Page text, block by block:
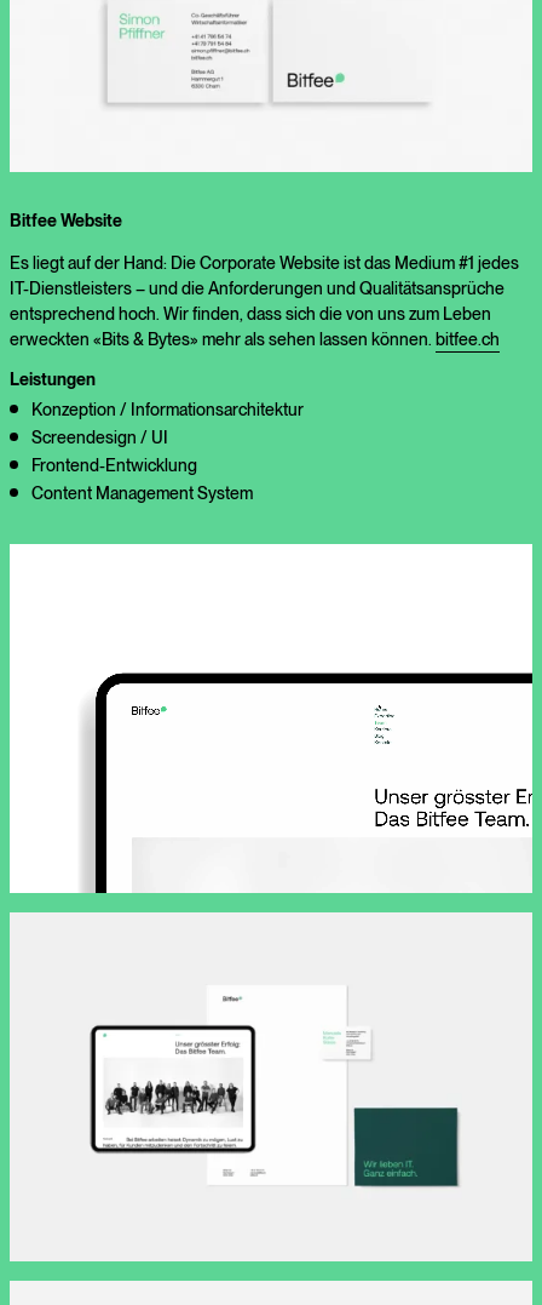
Bitfee Website
Es liegt auf der Hand: Die Corporate Website ist das Medium #1 jedes
IT-Dienstleisters – und die Anforderungen und Qualitätsansprüche
entsprechend hoch. Wir finden, dass sich die von uns zum Leben
erweckten «Bits & Bytes» mehr als sehen lassen können. bitfee.ch
Leistungen
Konzeption / Informationsarchitektur
Screendesign / UI
Frontend-Entwicklung
Content Management System